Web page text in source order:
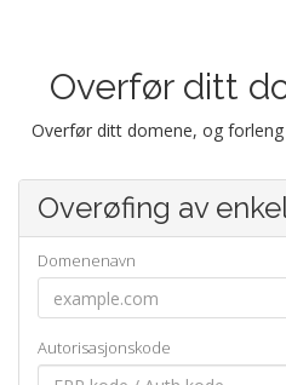
Overfør ditt
Overfør ditt domene, og
Overøfing av
Domenenavn
Autorisasjonskode